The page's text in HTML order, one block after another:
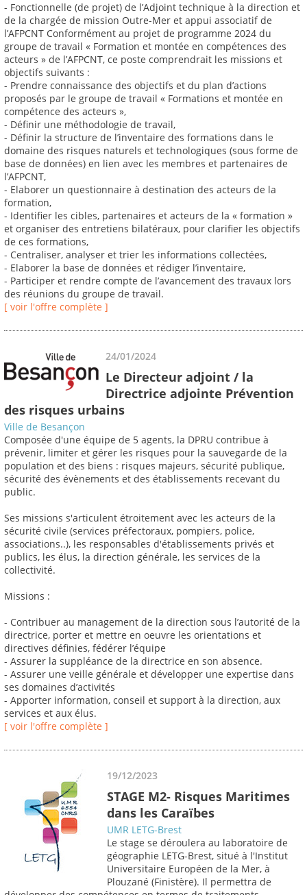
- Fonctionnelle (de projet) de l’Adjoint technique à la direction et
de la chargée de mission Outre-Mer et appui associatif de
l’AFPCNT Conformément au projet de programme 2024 du
groupe de travail « Formation et montée en compétences des
acteurs » de l’AFPCNT, ce poste comprendrait les missions et
objectifs suivants :
- Prendre connaissance des objectifs et du plan d’actions
proposés par le groupe de travail « Formations et montée en
compétence des acteurs »,
- Définir une méthodologie de travail,
- Définir la structure de l’inventaire des formations dans le
domaine des risques naturels et technologiques (sous forme de
base de données) en lien avec les membres et partenaires de
l’AFPCNT,
- Elaborer un questionnaire à destination des acteurs de la
formation,
- Identifier les cibles, partenaires et acteurs de la « formation »
et organiser des entretiens bilatéraux, pour clarifier les objectifs
de ces formations,
- Centraliser, analyser et trier les informations collectées,
- Elaborer la base de données et rédiger l’inventaire,
- Participer et rendre compte de l’avancement des travaux lors
des réunions du groupe de travail.
[ voir l'offre complète ]
24/01/2024
Le Directeur adjoint / la
Directrice adjointe Prévention
des risques urbains
Ville de Besançon
Composée d'une équipe de 5 agents, la DPRU contribue à
prévenir, limiter et gérer les risques pour la sauvegarde de la
population et des biens : risques majeurs, sécurité publique,
sécurité des évènements et des établissements recevant du
public.
Ses missions s'articulent étroitement avec les acteurs de la
sécurité civile (services préfectoraux, pompiers, police,
associations..), les responsables d'établissements privés et
publics, les élus, la direction générale, les services de la
collectivité.
Missions :
- Contribuer au management de la direction sous l’autorité de la
directrice, porter et mettre en oeuvre les orientations et
directives définies, fédérer l’équipe
- Assurer la suppléance de la directrice en son absence.
- Assurer une veille générale et développer une expertise dans
ses domaines d’activités
- Apporter information, conseil et support à la direction, aux
services et aux élus.
[ voir l'offre complète ]
19/12/2023
STAGE M2- Risques Maritimes
dans les Caraïbes
UMR LETG-Brest
Le stage se déroulera au laboratoire de
géographie LETG-Brest, situé à l'Institut
Universitaire Européen de la Mer, à
Plouzané (Finistère). Il permettra de